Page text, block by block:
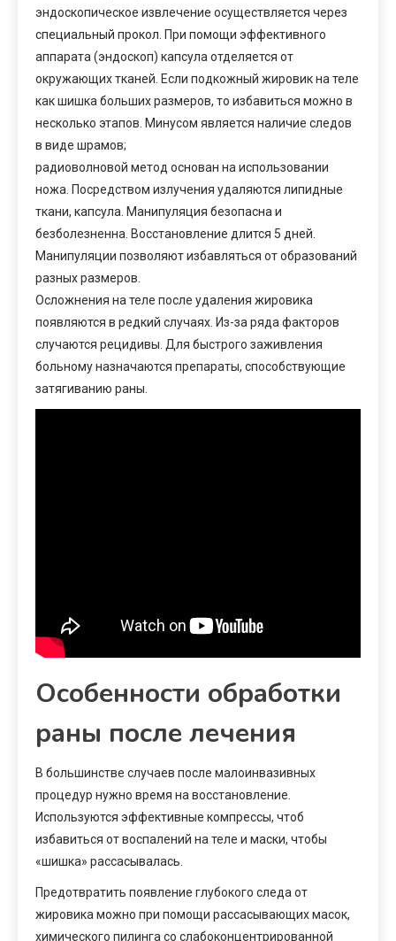
эндоскопическое извлечение осуществляется через
специальный прокол. При помощи эффективного
аппарата (эндоскоп) капсула отделяется от
окружающих тканей. Если подкожный жировик на теле
как шишка больших размеров, то избавиться можно в
несколько этапов. Минусом является наличие следов
в виде шрамов;
радиоволновой метод основан на использовании
ножа. Посредством излучения удаляются липидные
ткани, капсула. Манипуляция безопасна и
безболезненна. Восстановление длится 5 дней.
Манипуляции позволяют избавляться от образований
разных размеров.
Осложнения на теле после удаления жировика
появляются в редкий случаях. Из-за ряда факторов
случаются рецидивы. Для быстрого заживления
больному назначаются препараты, способствующие
затягиванию раны.
Особенности обработки
раны после лечения
В большинстве случаев после малоинвазивных
процедур нужно время на восстановление.
Используются эффективные компрессы, чтоб
избавиться от воспалений на теле и маски, чтобы
«шишка» рассасывалась.
Предотвратить появление глубокого следа от
жировика можно при помощи рассасывающих масок,
химического пилинга со слабоконцентрированной